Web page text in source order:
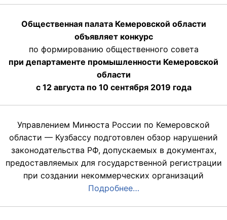
Общественная палата Кемеровской области
объявляет конкурс
по формированию общественного совета
при департаменте промышленности Кемеровской
области
с 12 августа по 10 сентября 2019 года
Управлением Минюста России по Кемеровской
области — Кузбассу подготовлен обзор нарушений
законодательства РФ, допускаемых в документах,
предоставляемых для государственной регистрации
при создании некоммерческих организаций
Подробнее…